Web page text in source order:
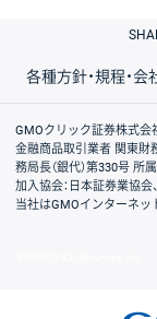
各種方針・規程・会
取引規程・約款
サイトマップ
その他のご案内
個人情報保護方
最良執行方針
サイトのご利用
ディスクレイマ
信託保全
リスク説明
会社案内
GMOクリック証券株式会
金融商品取引業者 関東財
務局長（銀代）第330号 所
加入協会：日本証券業協
当社はGMOインターネッ